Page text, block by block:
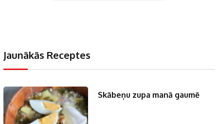
Jaunākās Receptes
Skābeņu zupa manā gaumē